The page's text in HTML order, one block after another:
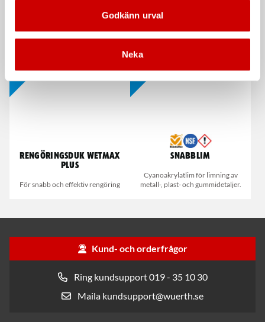
Godkänn urval
Neka
Våtservett för glasögon
Dispenserbox med 100 st. Smalt utförande
Kampanj
Rengöringsduk Wetmax
Plus
För snabb och effektiv rengöring
Kampanj
Snabblim
Cyanoakrylatlim för limning av
metall-, plast- och gummidetaljer.
Kund- och orderfrågor
Ring kundsupport 019 - 35 10 30
Maila kundsupport@wuerth.se